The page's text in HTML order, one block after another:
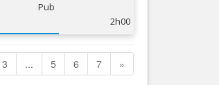
Pub
2h00
3 ... 5 6 7 »